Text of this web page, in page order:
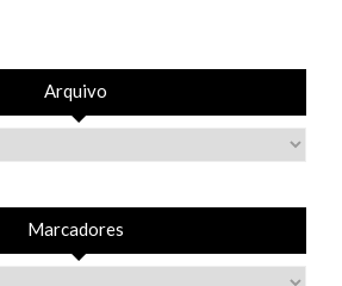
Arquivo
Marcadores